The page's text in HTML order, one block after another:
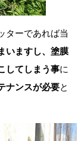
ターであれば当
いますし、塗膜
してしまう事に
ナンスが必要と